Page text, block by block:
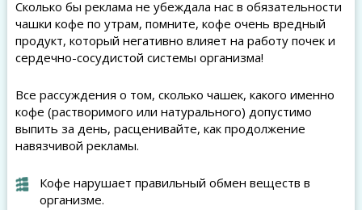
Сколько бы реклама не убеждала нас в обязательности
чашки кофе по утрам, помните, кофе очень вредный
продукт, который негативно влияет на работу почек и
сердечно-сосудистой системы организма!
Все рассуждения о том, сколько чашек, какого именно
кофе (растворимого или натурального) допустимо
выпить за день, расценивайте, как продолжение
навязчивой рекламы.
Кофе нарушает правильный обмен веществ в
организме.